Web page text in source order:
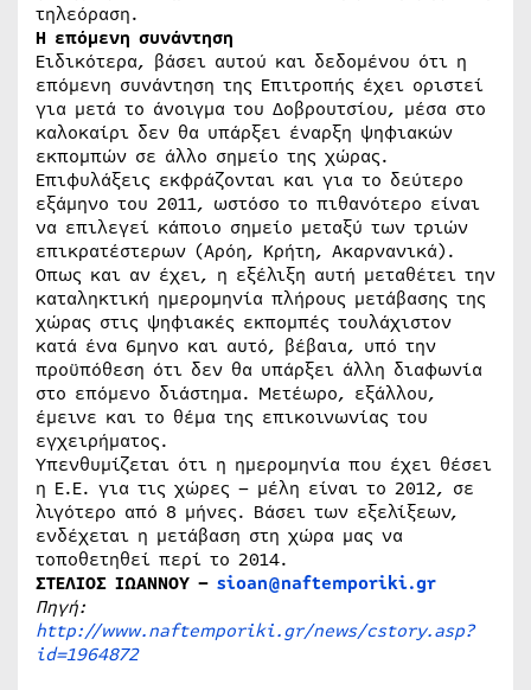
τηλεόραση.
Η επόμενη συνάντηση
Ειδικότερα, βάσει αυτού και δεδομένου ότι η
επόμενη συνάντηση της Επιτροπής έχει οριστεί
για μετά το άνοιγμα του Δοβρουτσίου, μέσα στο
καλοκαίρι δεν θα υπάρξει έναρξη ψηφιακών
εκπομπών σε άλλο σημείο της χώρας.
Επιφυλάξεις εκφράζονται και για το δεύτερο
εξάμηνο του 2011, ωστόσο το πιθανότερο είναι
να επιλεγεί κάποιο σημείο μεταξύ των τριών
επικρατέστερων (Αρόη, Κρήτη, Ακαρνανικά).
Οπως και αν έχει, η εξέλιξη αυτή μεταθέτει την
καταληκτική ημερομηνία πλήρους μετάβασης της
χώρας στις ψηφιακές εκπομπές τουλάχιστον
κατά ένα 6μηνο και αυτό, βέβαια, υπό την
προϋπόθεση ότι δεν θα υπάρξει άλλη διαφωνία
στο επόμενο διάστημα. Μετέωρο, εξάλλου,
έμεινε και το θέμα της επικοινωνίας του
εγχειρήματος.
Υπενθυμίζεται ότι η ημερομηνία που έχει θέσει
η Ε.Ε. για τις χώρες – μέλη είναι το 2012, σε
λιγότερο από 8 μήνες. Βάσει των εξελίξεων,
ενδέχεται η μετάβαση στη χώρα μας να
τοποθετηθεί περί το 2014.
ΣΤΕΛΙΟΣ ΙΩΑΝΝΟΥ – sioan@naftemporiki.gr
Πηγή:
http://www.naftemporiki.gr/news/cstory.asp?
id=1964872